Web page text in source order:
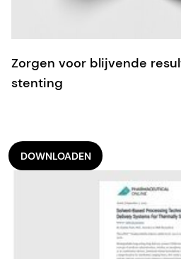
Zorgen voor blijvende
stenting
DOWNLOADEN